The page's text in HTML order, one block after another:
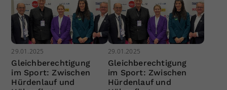
29.01.2025
Gleichberechtigung
im Sport: Zwischen
Hürdenlauf und
29.01.2025
Gleichberechtigung
im Sport: Zwischen
Hürdenlauf und